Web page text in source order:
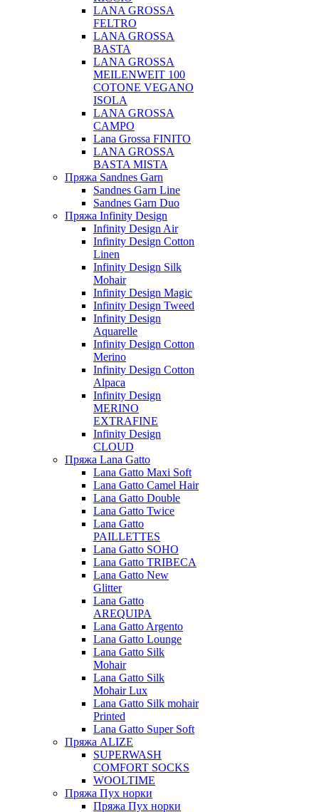
LANA GROSSA
FELTRO
LANA GROSSA
BASTA
LANA GROSSA
MEILENWEIT 100
COTONE VEGANO
ISOLA
LANA GROSSA
CAMPO
Lana Grossa FINITO
LANA GROSSA
BASTA MISTA
Пряжа Sandnes Garn
Sandnes Garn Line
Sandnes Garn Duo
Пряжа Infinity Design
Infinity Design Air
Infinity Design Cotton
Linen
Infinity Design Silk
Mohair
Infinity Design Magic
Infinity Design Tweed
Infinity Design
Aquarelle
Infinity Design Cotton
Merino
Infinity Design Cotton
Alpaca
Infinity Design
MERINO
EXTRAFINE
Infinity Design
CLOUD
Пряжа Lana Gatto
Lana Gatto Maxi Soft
Lana Gatto Camel Hair
Lana Gatto Double
Lana Gatto Twice
Lana Gatto
PAILLETTES
Lana Gatto SOHO
Lana Gatto TRIBECA
Lana Gatto New
Glitter
Lana Gatto
AREQUIPA
Lana Gatto Argento
Lana Gatto Lounge
Lana Gatto Silk
Mohair
Lana Gatto Silk
Mohair Lux
Lana Gatto Silk mohair
Printed
Lana Gatto Super Soft
Пряжа ALIZE
SUPERWASH
COMFORT SOCKS
WOOLTIME
Пряжа Пух норки
Пряжа Пух норки